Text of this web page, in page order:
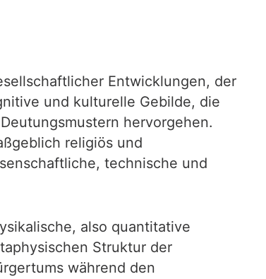
Entwicklungen, der
und kulturelle Gebilde, die
hervorgehen.
religiös und
technische und
also quantitative
Struktur der
während den